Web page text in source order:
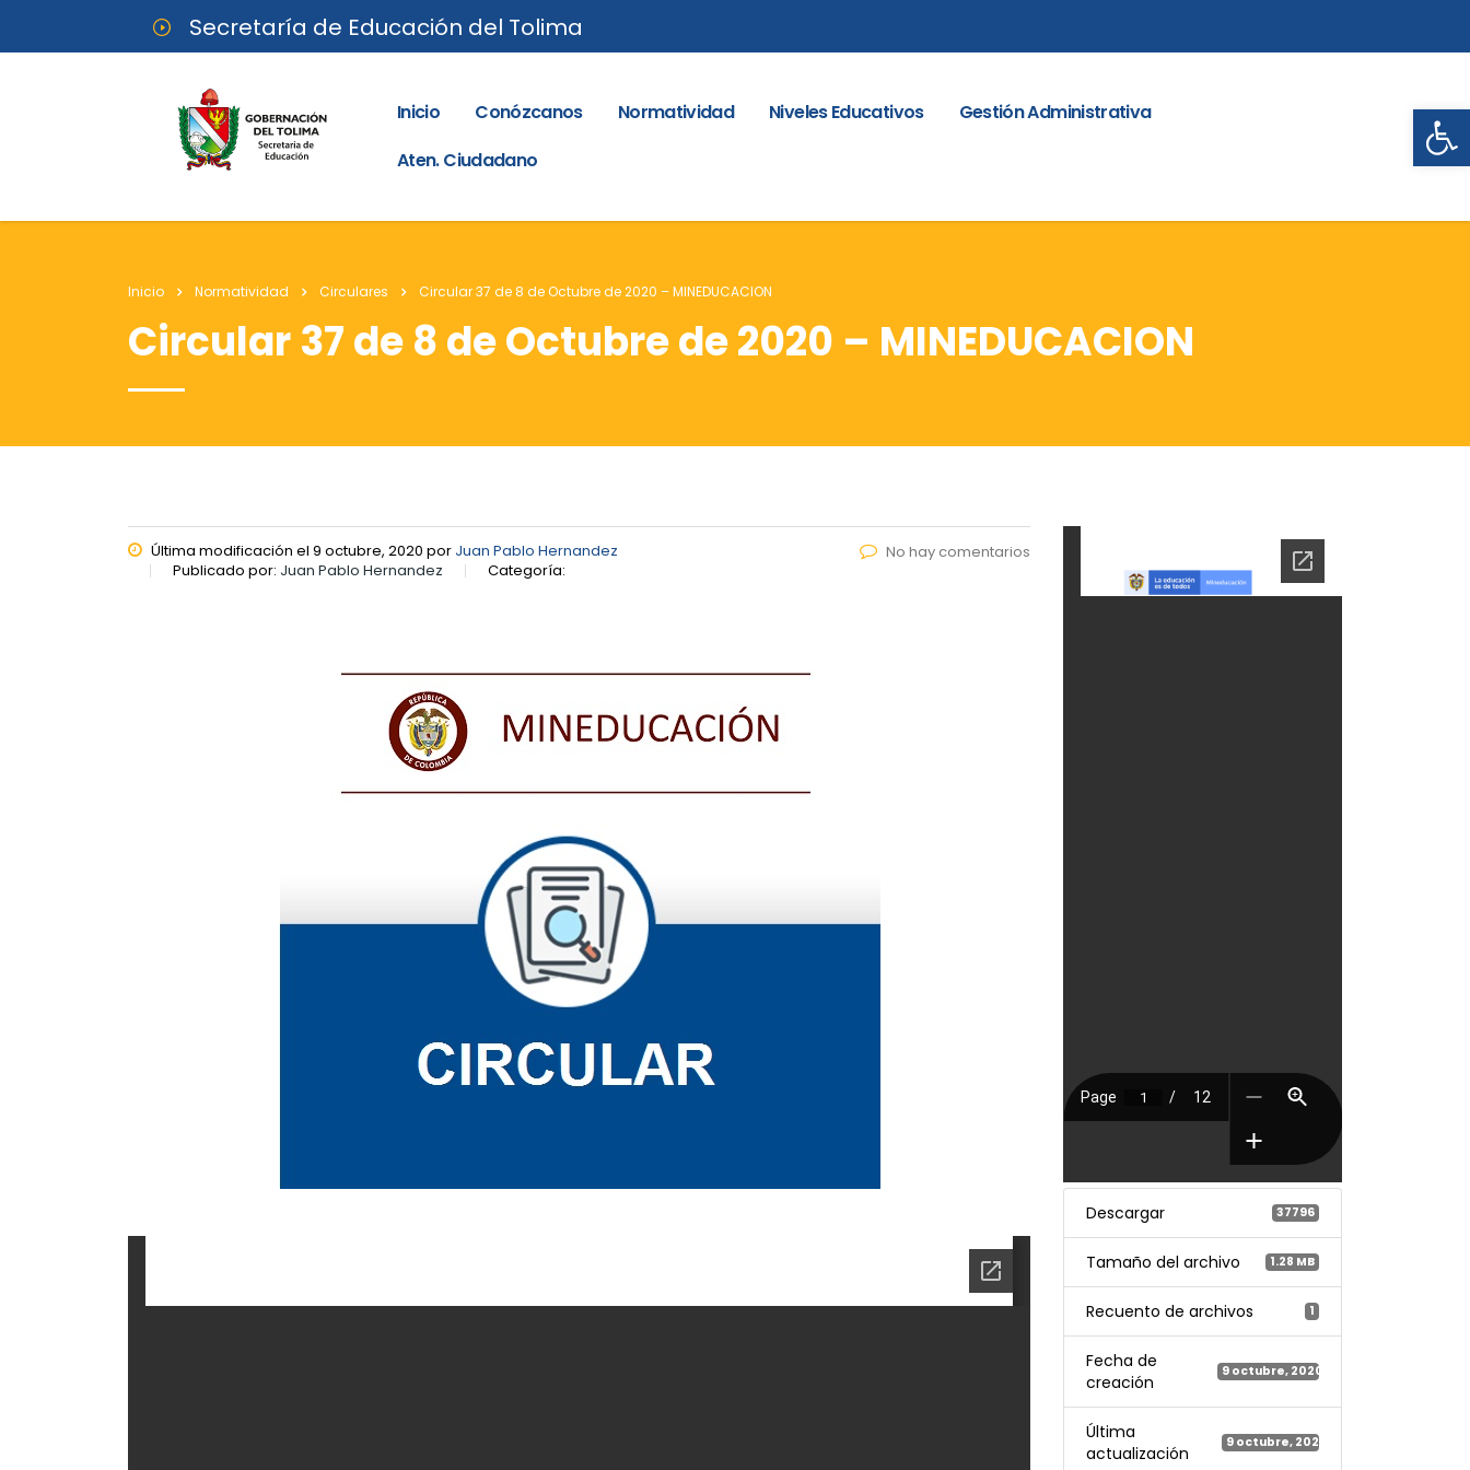
Secretaría de Educación del Tolima
Inicio Conózcanos Normatividad Niveles Educativos
Gestión Administrativa
Aten. Ciudadano
Inicio Normatividad Circulares Circular 37 de 8 de Octubre de 2020 – MINEDUCACION
Circular 37 de 8 de Octubre de 2020 – MINEDUCACION
Última modificación el 9 octubre, 2020 por Juan Pablo Hernandez
Publicado por: Juan Pablo Hernandez Categoría:
No hay comentarios
Descargar 37796
Tamaño del archivo 1.28 MB
Recuento de archivos 1
Fecha de
creación
9 octubre, 2020
Última
actualización
9 octubre, 2020